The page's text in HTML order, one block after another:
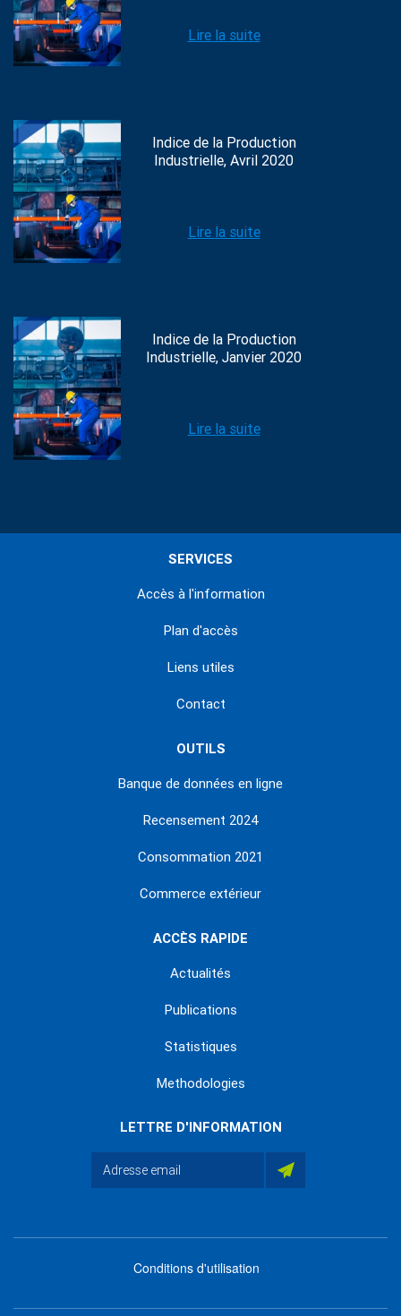
Lire la suite
Indice de la Production
Industrielle, Avril 2020
Lire la suite
Indice de la Production
Industrielle, Janvier 2020
Lire la suite
SERVICES
Accès à l'information
Plan d'accès
Liens utiles
Contact
OUTILS
Banque de données en ligne
Recensement 2024
Consommation 2021
Commerce extérieur
ACCÈS RAPIDE
Actualités
Publications
Statistiques
Methodologies
LETTRE D'INFORMATION
Conditions d'utilisation